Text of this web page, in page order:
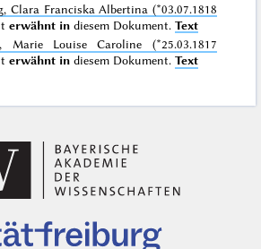
Clara Franciska Albertina (*03.07.1818
erwähnt in diesem Dokument.Text
Marie Louise Caroline (*25.03.1817
erwähnt in diesem Dokument.Text